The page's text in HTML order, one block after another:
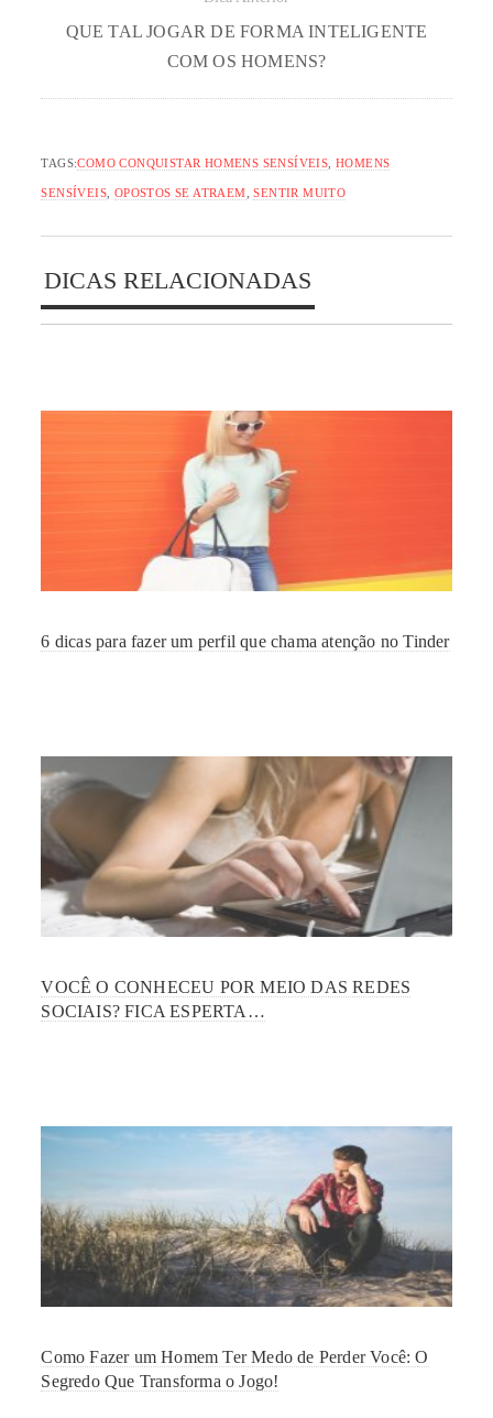
QUE TAL JOGAR DE FORMA INTELIGENTE
COM OS HOMENS?
TAGS:COMO CONQUISTAR HOMENS SENSÍVEIS ,HOMENS
SENSÍVEIS OPOSTOS SE ATRAEM ,SENTIR MUITO
DICAS RELACIONADAS
6 dicas para fazer um perfil que chama atenção no Tinder
VOCÊ O CONHECEU POR MEIO DAS REDES
SOCIAIS? FICA ESPERTA…
Como Fazer um Homem Ter Medo de Perder Você: O
Segredo Que Transforma o Jogo!